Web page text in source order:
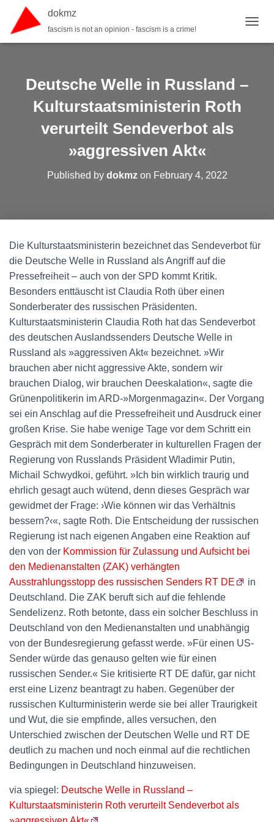
dokmz
fascism is not an opinion - fascism is a crime!
Deutsche Welle in Russland –
Kulturstaatsministerin Roth
verurteilt Sendeverbot als
»aggressiven Akt«
Published by dokmzon February 4, 2022
Die Kulturstaatsministerin bezeichnet das Sendeverbot für
die Deutsche Welle in Russland als Angriff auf die
Pressefreiheit – auch von der SPD kommt Kritik.
Besonders enttäuscht ist Claudia Roth über einen
Sonderberater des russischen Präsidenten.
Kulturstaatsministerin Claudia Roth hat das Sendeverbot
des deutschen Auslandssenders Deutsche Welle in
Russland als »aggressiven Akt« bezeichnet. »Wir
brauchen aber nicht aggressive Akte, sondern wir
brauchen Dialog, wir brauchen Deeskalation«, sagte die
Grünenpolitikerin im ARD-»Morgenmagazin«. Der Vorgang
sei ein Anschlag auf die Pressefreiheit und Ausdruck einer
großen Krise. Sie habe wenige Tage vor dem Schritt ein
Gespräch mit dem Sonderberater in kulturellen Fragen der
Regierung von Russlands Präsident Wladimir Putin,
Michail Schwydkoi, geführt. »Ich bin wirklich traurig und
ehrlich gesagt auch wütend, denn dieses Gespräch war
gewidmet der Frage: ›Wie können wir das Verhältnis
bessern?‹«, sagte Roth. Die Entscheidung der russischen
Regierung ist nach eigenen Angaben eine Reaktion auf
den von der Kommission für Zulassung und Aufsicht bei
den Medienanstalten (ZAK) verhängten
Ausstrahlungsstopp des russischen Senders RT DE
in
Deutschland. Die ZAK beruft sich auf die fehlende
Sendelizenz. Roth betonte, dass ein solcher Beschluss in
Deutschland von den Medienanstalten und unabhängig
von der Bundesregierung gefasst werde. »Für einen US-
Sender würde das genauso gelten wie für einen
russischen Sender.« Sie kritisierte RT DE dafür, gar nicht
erst eine Lizenz beantragt zu haben. Gegenüber der
russischen Kulturministerin werde sie bei aller Traurigkeit
und Wut, die sie empfinde, alles versuchen, den
Unterschied zwischen der Deutschen Welle und RT DE
deutlich zu machen und noch einmal auf die rechtlichen
Bedingungen in Deutschland hinzuweisen.
via spiegel: Deutsche Welle in Russland –
Kulturstaatsministerin Roth verurteilt Sendeverbot als